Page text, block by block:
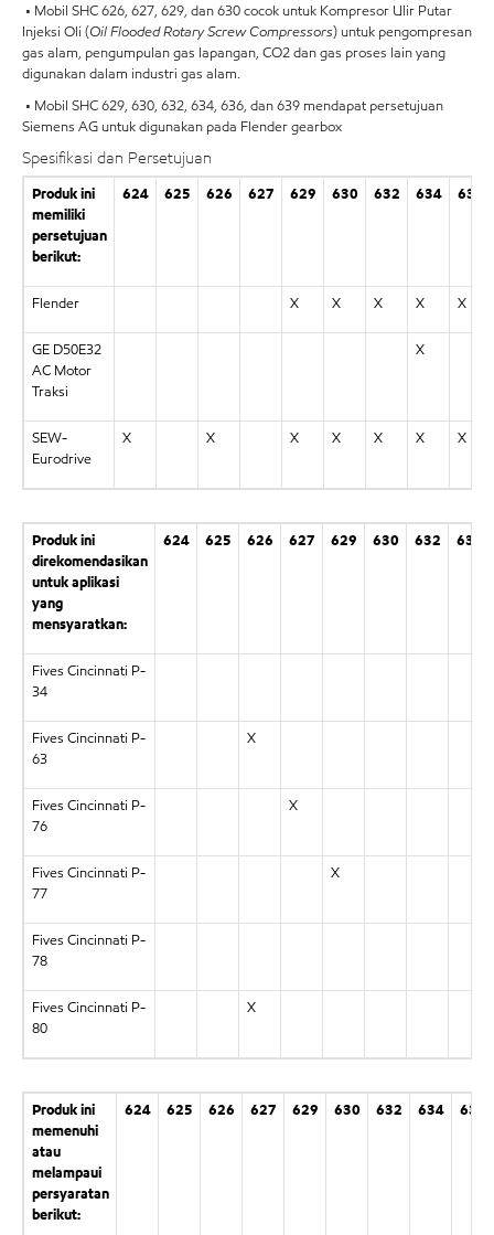
• Mobil SHC 626, 627, 629, dan 630 cocok untuk Kompresor Ulir Putar
Injeksi Oli (Oil Flooded Rotary Screw Compressors) untuk pengompresan
gas alam, pengumpulan gas lapangan, CO2 dan gas proses lain yang
digunakan dalam industri gas alam.
• Mobil SHC 629, 630, 632, 634, 636, dan 639 mendapat persetujuan
Siemens AG untuk digunakan pada Flender gearbox
Spesifikasi dan Persetujuan
Produk ini
memiliki
persetujuan
berikut:
624 625 626 627 629 630 632 634 636
Flender X X X X X
GE D50E32
AC Motor
Traksi
X
SEW-
Eurodrive
X X X X X X X
Produk ini
direkomendasikan
untuk aplikasi
yang
mensyaratkan:
624 625 626 627 629 630 632 634
Fives Cincinnati P-
34
Fives Cincinnati P-
63
X
Fives Cincinnati P-
76
X
Fives Cincinnati P-
77
X
Fives Cincinnati P-
78
Fives Cincinnati P-
80
X
Produk ini
memenuhi
atau
melampaui
persyaratan
berikut:
624 625 626 627 629 630 632 634 636